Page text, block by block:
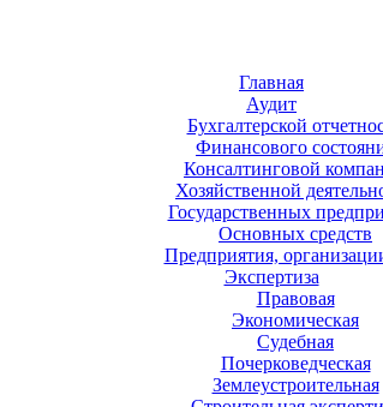
Главная
Аудит
Бухгалтерской
Финансового
Консалтинговой
Хозяйственной
Государственных
Основных средств
Предприятия,
Экспертиза
Правовая
Экономическая
Судебная
Почерковедческая
Землеустроительная